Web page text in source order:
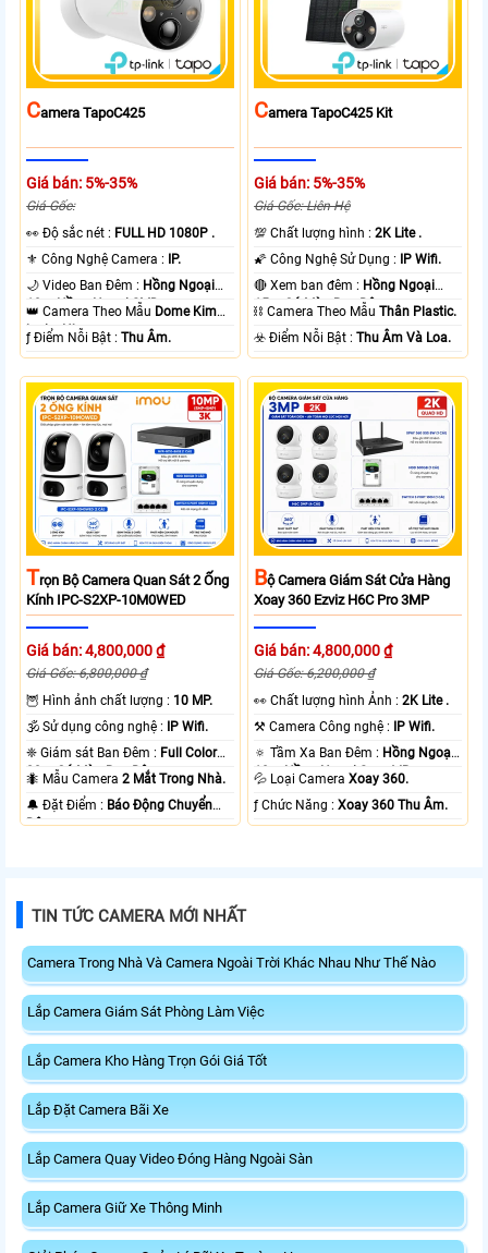
CAmera TapoC425
Giá bán: 5%-35%
Giá Gốc:
️👀 Độ sắc nét : FULL HD 1080P .
⚜️ Công Nghệ Camera : IP.
🌙 Video Ban Đêm : Hồng Ngoại
10m Hồng Ngoại SMD.
👑 Camera Theo Mẫu Dome Kim
loại + Nhựa.
️ƒ Điểm Nỗi Bật :Thu Âm.
CAmera TapoC425 Kit
Giá bán: 5%-35%
Giá Gốc: Liên Hệ
💯 Chất lượng hình :2K Lite .
🌠 Công Nghệ Sử Dụng : IP Wifi.
🔴 Xem ban đêm : Hồng Ngoại
15m Có Màu Ban Ðêm.
⛓ Camera Theo MẫuThân Plastic.
️☣️ Điểm Nỗi Bật :Thu Âm Và Loa.
TRọn Bộ Camera Quan Sát 2 Ống
Kính IPC-S2XP-10M0WED
Giá bán: 4,800,000 ₫
Giá Gốc: 6,800,000 ₫
🦉 Hình ảnh chất lượng : 10 MP.
🕉️ Sử dụng công nghệ : IP Wifi.
❈ Giám sát Ban Đêm : Full Color
20m Có Màu Ban Ðêm.
🐜 Mẫu Camera2 Mắt Trong Nhà.
️🔔 Đặt Điểm : Báo Động Chuyển
Động.
BỘ Camera Giám Sát Cửa Hàng
Xoay 360 Ezviz H6C Pro 3MP
Giá bán: 4,800,000 ₫
Giá Gốc: 6,200,000 ₫
️👀 Chất lượng hình Ảnh :2K Lite .
⚒ Camera Công nghệ : IP Wifi.
🔅 Tầm Xa Ban Đêm : Hồng Ngoại
10m Hồng Ngoại Smart IR.
💦 Loại CameraXoay 360.
️ƒ Chức Năng :Xoay 360 Thu Âm.
TIN TỨC CAMERA MỚI NHẤT
Camera Trong Nhà Và Camera Ngoài Trời Khác Nhau Như Thế Nào
Lắp Camera Giám Sát Phòng Làm Việc
Lắp Camera Kho Hàng Trọn Gói Giá Tốt
Lắp Đặt Camera Bãi Xe
Lắp Camera Quay Video Đóng Hàng Ngoài Sàn
Lắp Camera Giữ Xe Thông Minh